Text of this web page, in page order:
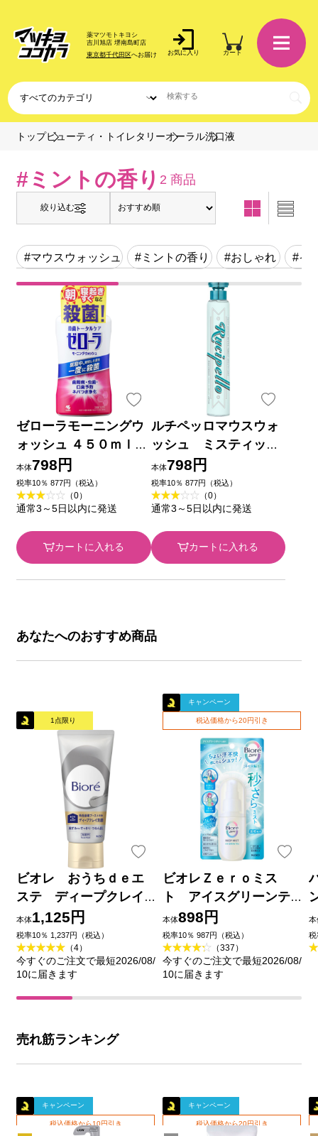
薬マツモトキヨシ
吉川旭店 堺南島町店
東京都千代田区へお届け お気に入り カート
トップビューティ・トイレタリーオーラル洗口液
#ミントの香り 2 商品
絞り込む
#マウスウォッシュ #ミントの香り #おしゃれ #イ
ゼローラモーニングウ
ォッシュ ４５０ｍｌ
小林製薬 (医薬部外品)
本体798円
税率10％ 877円（税込）
（0）
通常3～5日以内に発送
カートに入れる
ルチペッロマウスウォ
ッシュ ミスティック
フォレスト １００ｍｌ
銀座ステファニー化粧
品
本体798円
税率10％ 877円（税込）
（0）
通常3～5日以内に発送
カートに入れる
あなたへのおすすめ商品
1点限り
ビオレ おうちｄｅエ
ステ ディープクレイ
洗顔 １８０ｇ 花王
本体1,125円
税率10％ 1,237円（税込）
（4）
今すぐのご注文で最短2026/08/
10に届きます
キャンペーン
税込価格から20円引き
ビオレＺｅｒｏミス
ト アイスグリーンテ
ィーの香り ６０ｍＬ 花
王
本体898円
税率10％ 987円（税込）
（337）
今すぐのご注文で最短2026/08/
10に届きます
本
税
売れ筋ランキング
キャンペーン
税込価格から10円引き
キャンペーン
税込価格から20円引き